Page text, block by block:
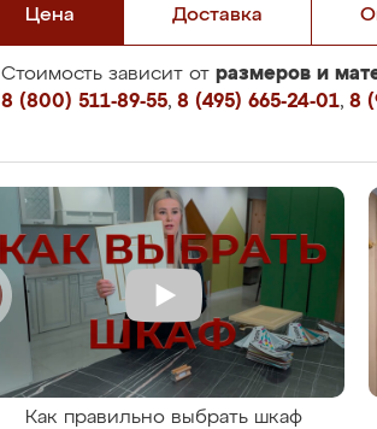
Цена Доставка
Стоимость зависит от размеров и
8 (800) 511-89-55, 8 (495) 665-24-01, 8
Как правильно выбрать шкаф